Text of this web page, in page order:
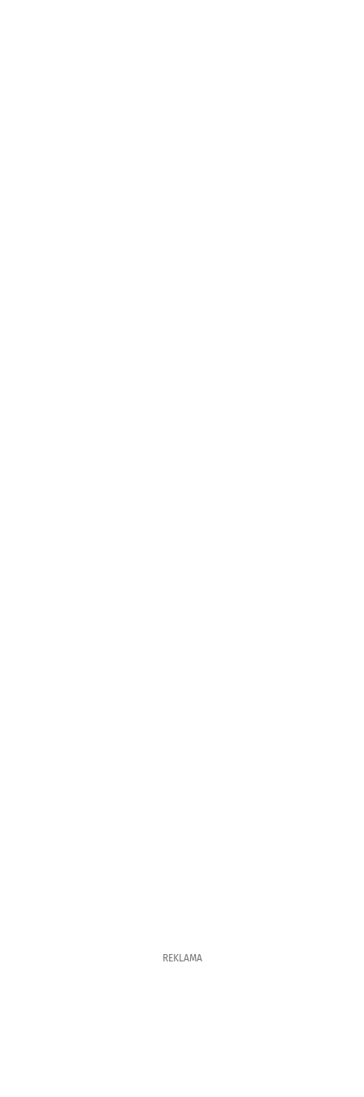
REKLAMA